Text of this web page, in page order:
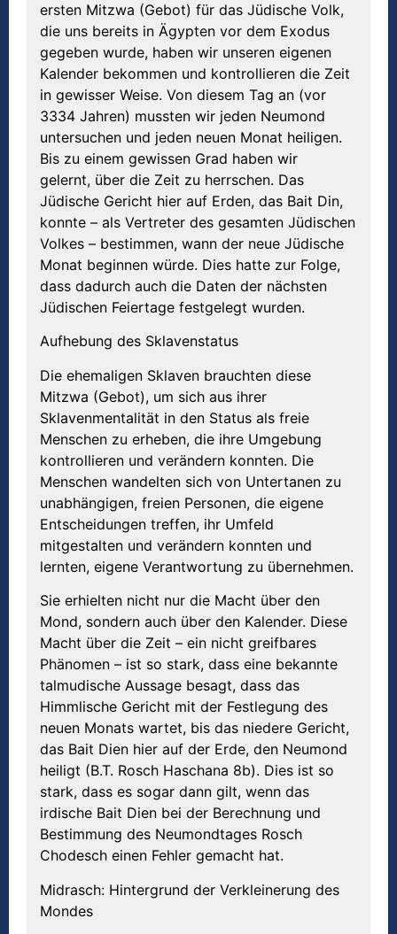
ersten Mitzwa (Gebot) für das Jüdische Volk,
die uns bereits in Ägypten vor dem Exodus
gegeben wurde, haben wir unseren eigenen
Kalender bekommen und kontrollieren die Zeit
in gewisser Weise. Von diesem Tag an (vor
3334 Jahren) mussten wir jeden Neumond
untersuchen und jeden neuen Monat heiligen.
Bis zu einem gewissen Grad haben wir
gelernt, über die Zeit zu herrschen. Das
Jüdische Gericht hier auf Erden, das Bait Din,
konnte – als Vertreter des gesamten Jüdischen
Volkes – bestimmen, wann der neue Jüdische
Monat beginnen würde. Dies hatte zur Folge,
dass dadurch auch die Daten der nächsten
Jüdischen Feiertage festgelegt wurden.
Aufhebung des Sklavenstatus
Die ehemaligen Sklaven brauchten diese
Mitzwa (Gebot), um sich aus ihrer
Sklavenmentalität in den Status als freie
Menschen zu erheben, die ihre Umgebung
kontrollieren und verändern konnten. Die
Menschen wandelten sich von Untertanen zu
unabhängigen, freien Personen, die eigene
Entscheidungen treffen, ihr Umfeld
mitgestalten und verändern konnten und
lernten, eigene Verantwortung zu übernehmen.
Sie erhielten nicht nur die Macht über den
Mond, sondern auch über den Kalender. Diese
Macht über die Zeit – ein nicht greifbares
Phänomen – ist so stark, dass eine bekannte
talmudische Aussage besagt, dass das
Himmlische Gericht mit der Festlegung des
neuen Monats wartet, bis das niedere Gericht,
das Bait Dien hier auf der Erde, den Neumond
heiligt (B.T. Rosch Haschana 8b). Dies ist so
stark, dass es sogar dann gilt, wenn das
irdische Bait Dien bei der Berechnung und
Bestimmung des Neumondtages Rosch
Chodesch einen Fehler gemacht hat.
Midrasch: Hintergrund der Verkleinerung des
Mondes